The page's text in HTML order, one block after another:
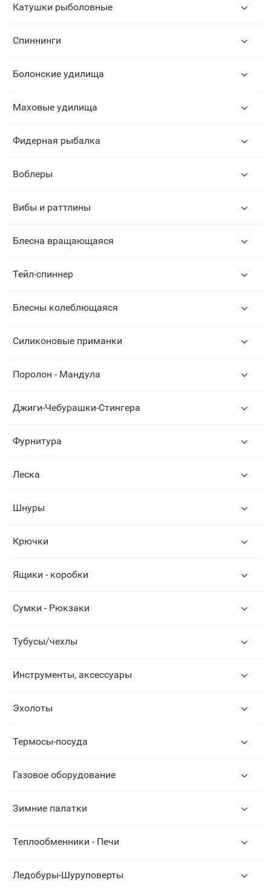
Катушки рыболовные
Спиннинги
Болонские удилища
Маховые удилища
Фидерная рыбалка
Воблеры
Вибы и раттлины
Блесна вращающаяся
Тейл-спиннер
Блесны колеблющаяся
Силиконовые приманки
Поролон - Мандула
Джиги-Чебурашки-Стингера
Фурнитура
Леска
Шнуры
Крючки
Ящики - коробки
Сумки - Рюкзаки
Тубусы/чехлы
Инструменты, аксессуары
Эхолоты
Термосы-посуда
Газовое оборудование
Зимние палатки
Теплообменники - Печи
Ледобуры-Шуруповерты